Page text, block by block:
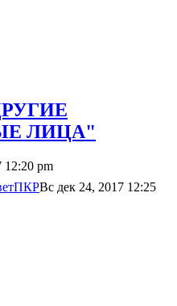
ЛИЦА"
12:20 pm
Вс дек 24, 2017 12:25